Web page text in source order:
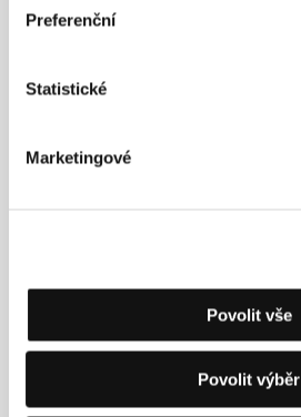
Preferenční
Statistické
Marketingové
Povolit vše
Povolit výběr
Kawamoto
Service
Rep.